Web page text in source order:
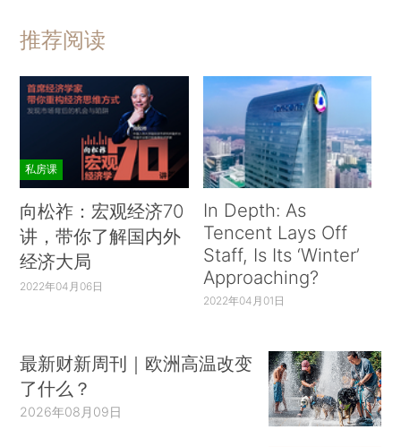
推荐阅读
私房课
向松祚：宏观经济70
讲，带你了解国内外
经济大局
2022年04月06日
In Depth: As
Tencent Lays Off
Staff, Is Its ‘Winter’
Approaching?
2022年04月01日
最新财新周刊｜欧洲高温改变
了什么？
2026年08月09日